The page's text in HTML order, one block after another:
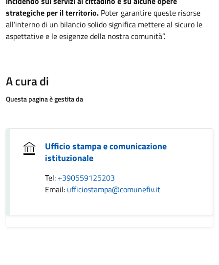
strategiche per il territorio. Poter garantire queste risorse
all’interno di un bilancio solido significa mettere al sicuro le
aspettative e le esigenze della nostra comunità”.
A cura di
Questa pagina è gestita da
Ufficio stampa e comunicazione
istituzionale
Tel: +390559125203
Email: ufficiostampa@comunefiv.it